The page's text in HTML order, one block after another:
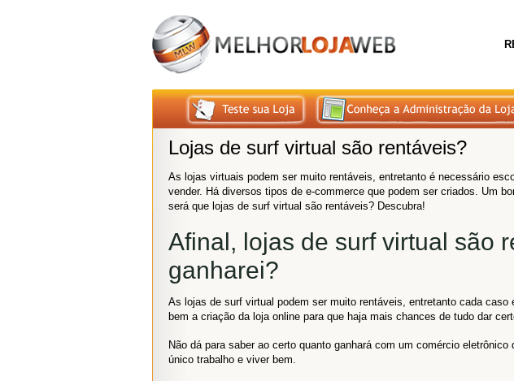
Lojas de surf virtual são rentáveis?
As lojas virtuais podem ser muito rentáveis, entretanto é necessário
vender. Há diversos tipos de e-commerce que podem ser criados. Um
será que lojas de surf virtual são rentáveis? Descubra!
Afinal, lojas de surf virtual são
ganharei?
As lojas de surf virtual podem ser muito rentáveis, entretanto cada caso
bem a criação da loja online para que haja mais chances de tudo dar
Não dá para saber ao certo quanto ganhará com um comércio
único trabalho e viver bem.